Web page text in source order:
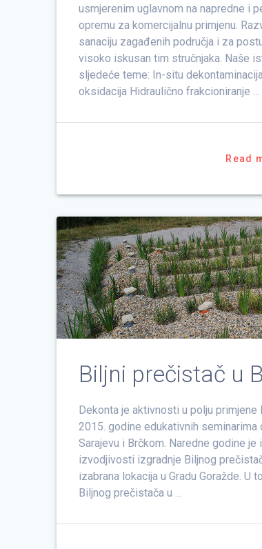
usmjerenim uglavnom na napredne i
opremu za komercijalnu primjenu.
sanaciju zagađenih područja i za
visoko iskusan tim stručnjaka. Naše
sljedeće teme: In-situ
oksidacija Hidraulično frakcioniranje …
Read
Biljni prečistač u
Dekonta je aktivnosti u polju
2015. godine edukativnih seminarima
Sarajevu i Brčkom. Naredne godine
izvodjivosti izgradnje Biljnog
izabrana lokacija u Gradu Goražde. U
Biljnog prečistača u …